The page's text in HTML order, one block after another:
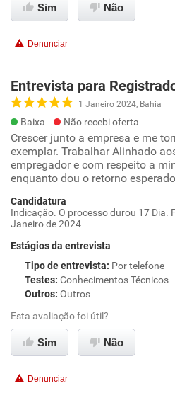
Sim Não
Denunciar
Entrevista para
1 Janeiro 2024, Bahia
Baixa Não recebi oferta
Crescer junto a empresa e me
exemplar. Trabalhar Alinhado
empregador e com respeito a
enquanto dou o retorno
Candidatura
Indicação. O processo durou 17 Dia.
Janeiro de 2024
Estágios da entrevista
Tipo de entrevista: Por telefone
Testes: Conhecimentos Técnicos
Outros: Outros
Esta avaliação foi útil?
Sim Não
Denunciar